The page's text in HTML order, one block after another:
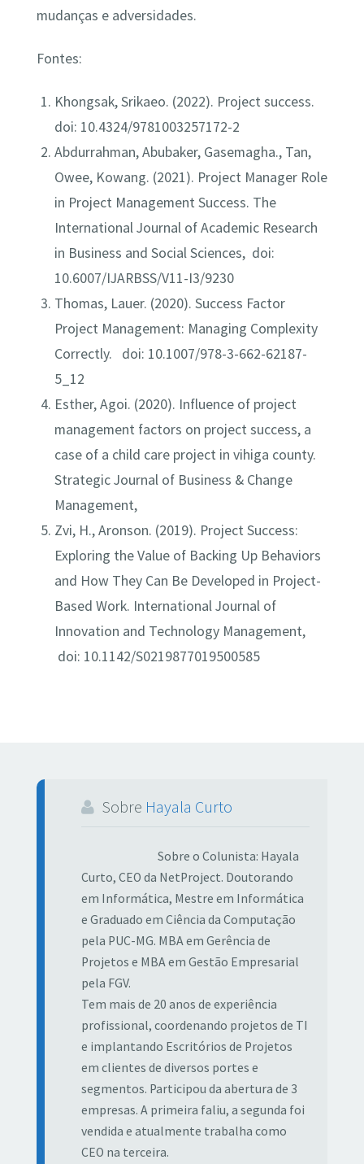
mudanças e adversidades.
Fontes:
Khongsak, Srikaeo. (2022). Project success.
doi: 10.4324/9781003257172-2
Abdurrahman, Abubaker, Gasemagha., Tan,
Owee, Kowang. (2021). Project Manager Role
in Project Management Success. The
International Journal of Academic Research
in Business and Social Sciences, doi:
10.6007/IJARBSS/V11-I3/9230
Thomas, Lauer. (2020). Success Factor
Project Management: Managing Complexity
Correctly. doi: 10.1007/978-3-662-62187-
5_12
Esther, Agoi. (2020). Influence of project
management factors on project success, a
case of a child care project in vihiga county.
Strategic Journal of Business & Change
Management,
Zvi, H., Aronson. (2019). Project Success:
Exploring the Value of Backing Up Behaviors
and How They Can Be Developed in Project-
Based Work. International Journal of
Innovation and Technology Management,
doi: 10.1142/S0219877019500585
Sobre Hayala Curto
Sobre o Colunista: Hayala
Curto, CEO da NetProject. Doutorando
em Informática, Mestre em Informática
e Graduado em Ciência da Computação
pela PUC-MG. MBA em Gerência de
Projetos e MBA em Gestão Empresarial
pela FGV.
Tem mais de 20 anos de experiência
profissional, coordenando projetos de TI
e implantando Escritórios de Projetos
em clientes de diversos portes e
segmentos. Participou da abertura de 3
empresas. A primeira faliu, a segunda foi
vendida e atualmente trabalha como
CEO na terceira.